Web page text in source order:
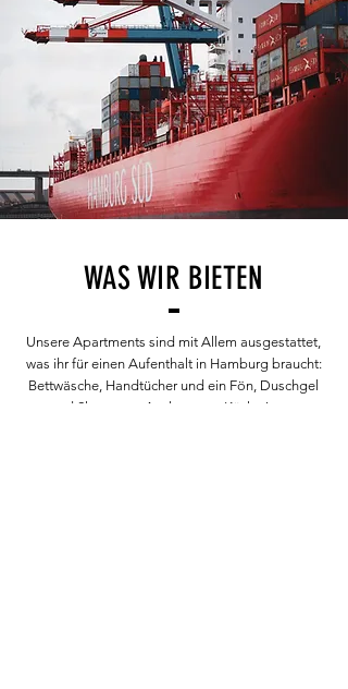
WAS WIR BIETEN
Unsere Apartments sind mit Allem ausgestattet,
was ihr für einen Aufenthalt in Hamburg braucht:
Bettwäsche, Handtücher und ein Fön, Duschgel
und Shampoo. Auch unsere Küche ist so